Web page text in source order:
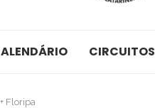
CIRCUITOS
Floripa